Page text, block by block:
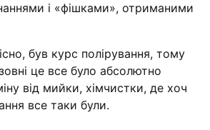
і «фішками», отриманими
був курс полірування, тому
це все було абсолютно
від мийки, хімчистки, де хоч
все таки були.